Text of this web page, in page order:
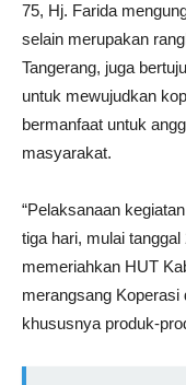
75, Hj. Farida
selain merupakan
Tangerang, juga
untuk mewujudkan
bermanfaat untuk
masyarakat.
“Pelaksanaan
tiga hari, mulai
memeriahkan HUT
merangsang
khususnya produk-